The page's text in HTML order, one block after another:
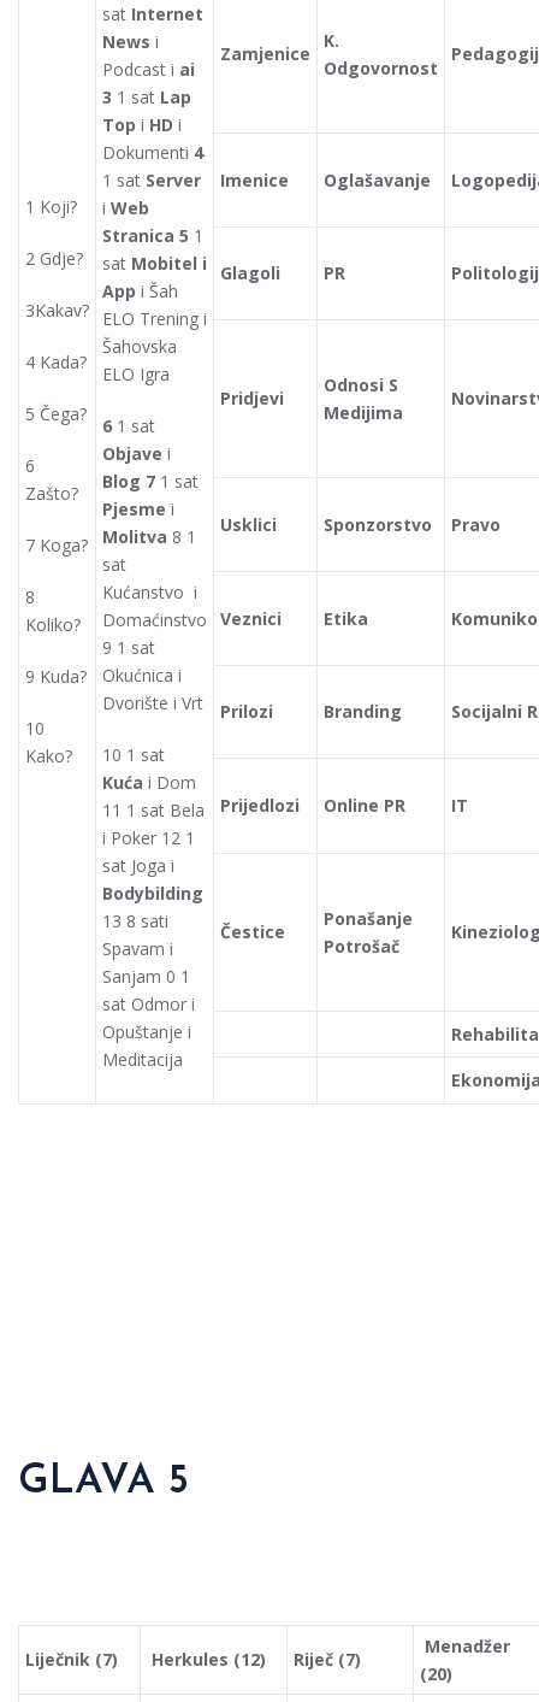
1 Koji?
2 Gdje?
3Kakav?
4 Kada?
5 Čega?
6
Zašto?
7 Koga?
8
Koliko?
9 Kuda?
10
Kako?
sat Internet
News i
Podcast i ai
3 1 sat Lap
Top i HD i
Dokumenti 4
1 sat Server
i Web
Stranica 5 1
sat Mobitel i
App i Šah
ELO Trening i
Šahovska
ELO Igra
6 1 sat
Objave i
Blog 7 1 sat
Pjesme i
Molitva 8 1
sat
Kućanstvo i
Domaćinstvo
9 1 sat
Okućnica i
Dvorište i Vrt
10 1 sat
Kuća i Dom
11 1 sat Bela
i Poker 12 1
sat Joga i
Bodybilding
13 8 sati
Spavam i
Sanjam 0 1
sat Odmor i
Opuštanje i
Meditacija
Zamjenice
K.
Odgovornost
Imenice Oglašavanje
Glagoli PR
Pridjevi
Odnosi S
Medijima
Usklici Sponzorstvo Pravo
Veznici Etika
Prilozi Branding Socijalni
Prijedlozi Online PR IT
Čestice
Ponašanje
Potrošač
GLAVA 5
Liječnik (7) Herkules (12) Riječ (7)
Menadžer
(20)